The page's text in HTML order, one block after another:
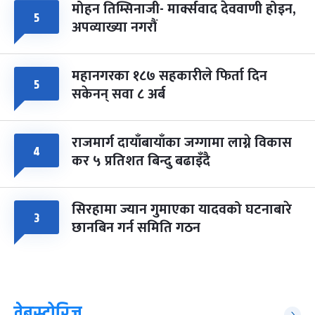
५ मोहन तिम्सिनाजी- मार्क्सवाद देववाणी होइन,
अपव्याख्या नगरौं
५ महानगरका १८७ सहकारीले फिर्ता दिन
सकेनन् सवा ८ अर्ब
४ राजमार्ग दायाँबायाँका जग्गामा लाग्ने विकास
कर ५ प्रतिशत बिन्दु बढाइँदै
३ सिरहामा ज्यान गुमाएका यादवको घटनाबारे
छानबिन गर्न समिति गठन